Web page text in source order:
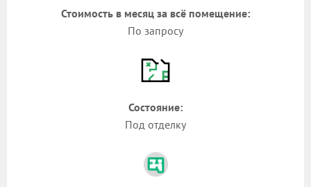
Стоимость в месяц за всё помещение:
По запросу
Состояние:
Под отделку